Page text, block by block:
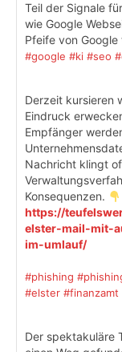
Teil der Signale
wie Google
Pfeife von Google
#google #ki #seo
Derzeit kursieren
Eindruck
Empfänger
Nachricht klingt
Konsequenzen.
https://
elster-mail-mit-
im-umlauf/
#phishing
#elster #finanzamt
Der spektakuläre